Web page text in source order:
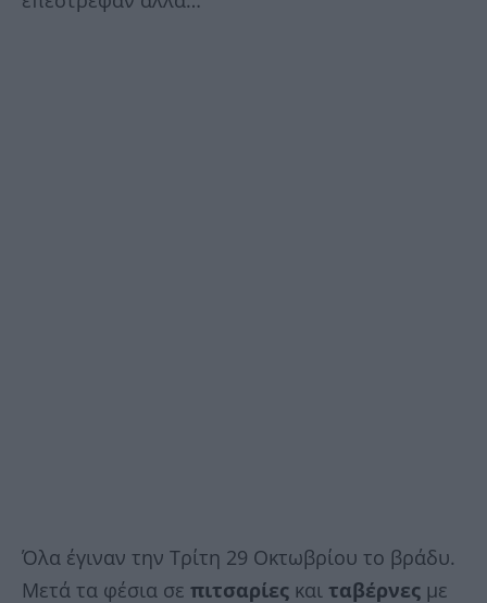
Όλα έγιναν την Τρίτη 29 Οκτωβρίου το βράδυ.
Μετά τα φέσια σε πιτσαρίες και ταβέρνες με